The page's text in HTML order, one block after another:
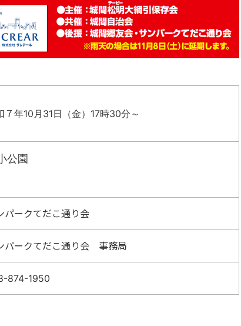
７年10月31日（金）17時30分～
公園
パークてだこ通り会
パークてだこ通り会 事務局
874-1950